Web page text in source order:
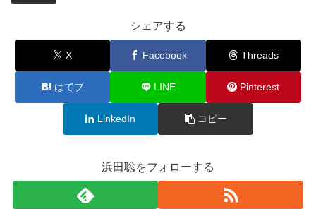
シェアする
X Facebook Threads
はてブ LINE Pinterest
LinkedIn コピー
浜田聡をフォローする